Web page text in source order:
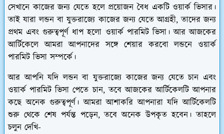
সেখানে কাজের জন্য যেতে হলে প্রয়োজন বৈধ একটি ওয়ার্ক ভিসার।
তাই যারা লন্ডন বা যুক্তরাজ্যে কাজের জন্য যেতে আগ্রহী, তাদের জন্য
প্রথম এবং গুরুত্বপূর্ণ ধাপ হলো ওয়ার্ক পারমিট ভিসা। আর আজকের
আর্টিকেলে আমরা আপনাদের সঙ্গে শেয়ার করবো লন্ডনে ওয়ার্ক
পারমিট ভিসা সম্পর্কে।
আর আপনি যদি লন্ডন বা যুক্তরাজ্যে কাজের জন্য যেতে চান এবং
ওয়ার্ক পারমিট ভিসা পেতে চান, তবে আজকের আর্টিকেলটি আপনার
কছে অনেক গুরুত্বপূর্ণ। আমরা আশাকরি আপনারা যদি আর্টিকেলটি
শুরু থেকে শেষ পর্যন্ত পড়েন, তবে অনেক উপকৃত হবেন। তাহলে
চলুন দেখি-